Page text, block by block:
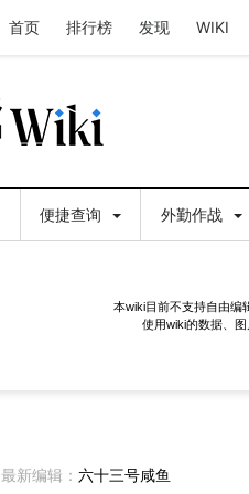
首页 排行榜 发现 WIKI
便捷查询 外勤作战
本wiki目前不支持自由编
使用wiki的数据、
最新编辑： 六十三号咸鱼